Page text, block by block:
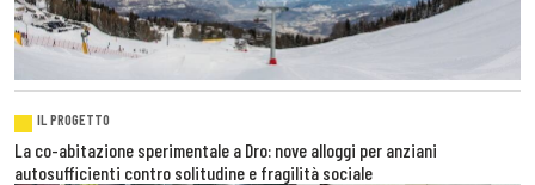
IL PROGETTO
La co-abitazione sperimentale a Dro: nove alloggi per anziani
autosufficienti contro solitudine e fragilità sociale